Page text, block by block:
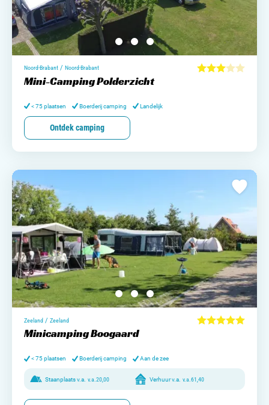
Noord-Brabant / Noord-Brabant
Mini-Camping Polderzicht
< 75 plaatsen Boerderij camping Landelijk
Ontdek camping
Zeeland / Zeeland
Minicamping Boogaard
< 75 plaatsen Boerderij camping Aan de zee
Staanplaats v.a. v.a. 20,00 Verhuur v.a. v.a. 61,40